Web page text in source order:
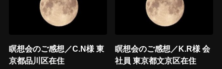
瞑想会のご感想／C.N様 東
京都品川区在住
瞑想会のご感想／K.R様 会
社員 東京都文京区在住